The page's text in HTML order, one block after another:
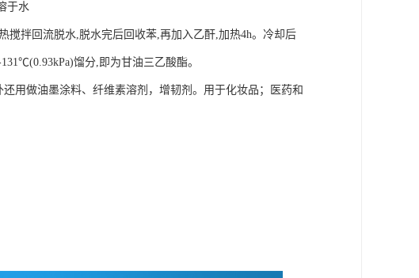
于水
搅拌回流脱水,脱水完后回收苯,再加入乙酐,加热4h。冷却后
℃(0.93kPa)馏分, 即为甘油三乙酸酯。
用做油墨涂料、纤维素溶剂，增韧剂。用于化妆品；医药和